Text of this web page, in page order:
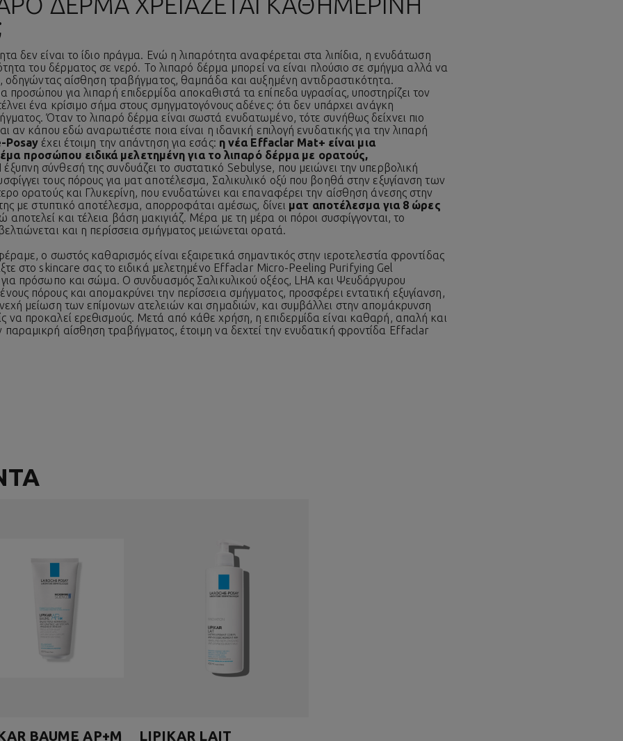
δεν είναι το ίδιο πράγμα. Ενώ η λιπαρότητα αναφέρεται στα λιπίδια, η ενυδάτωση
του δέρματος σε νερό. Το λιπαρό δέρμα μπορεί να είναι πλούσιο σε σμήγμα αλλά να
οδηγώντας αίσθηση τραβήγματος, θαμπάδα και αυξημένη αντιδραστικότητα.
προσώπου για λιπαρή επιδερμίδα αποκαθιστά τα επίπεδα υγρασίας, υποστηρίζει τον
ένα κρίσιμο σήμα στους σμηγματογόνους αδένες: ότι δεν υπάρχει ανάγκη
Όταν το λιπαρό δέρμα είναι σωστά ενυδατωμένο, τότε συνήθως δείχνει πιο
αν κάπου εδώ αναρωτιέστε ποια είναι η ιδανική επιλογή ενυδατικής για την λιπαρή
Posay έχει έτοιμη την απάντηση για εσάς: η νέα Effaclar Mat+ είναι μια
προσώπου ειδικά μελετημένη για το λιπαρό δέρμα με ορατούς,
έξυπνη σύνθεσή της συνδυάζει το συστατικό Sebulyse, που μειώνει την υπερβολική
τους πόρους για ματ αποτέλεσμα, Σαλικυλικό οξύ που βοηθά στην εξυγίανση των
ορατούς και Γλυκερίνη, που ενυδατώνει και επαναφέρει την αίσθηση άνεσης στην
με στυπτικό αποτέλεσμα, απορροφάται αμέσως, δίνει ματ αποτέλεσμα για 8 ώρες
αποτελεί και τέλεια βάση μακιγιάζ. Μέρα με τη μέρα οι πόροι συσφίγγονται, το
και η περίσσεια σμήγματος μειώνεται ορατά.
ο σωστός καθαρισμός είναι εξαιρετικά σημαντικός στην ιεροτελεστία φροντίδας
στο skincare σας το ειδικά μελετημένο Effaclar Micro-Peeling Purifying Gel
για πρόσωπο και σώμα. Ο συνδυασμός Σαλικυλικού οξέος, LHA και Ψευδάργυρου
πόρους και απομακρύνει την περίσσεια σμήγματος, προσφέρει εντατική εξυγίανση,
μείωση των επίμονων ατελειών και σημαδιών, και συμβάλλει στην απομάκρυνση
προκαλεί ερεθισμούς. Μετά από κάθε χρήση, η επιδερμίδα είναι καθαρή, απαλή και
αίσθηση τραβήγματος, έτοιμη να δεχτεί την ενυδατική φροντίδα Effaclar
BAUME AP+M
LIPIKAR LAIT